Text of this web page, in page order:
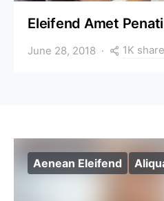
Eleifend Amet
June 28, 2018 1K
Aenean Eleifend